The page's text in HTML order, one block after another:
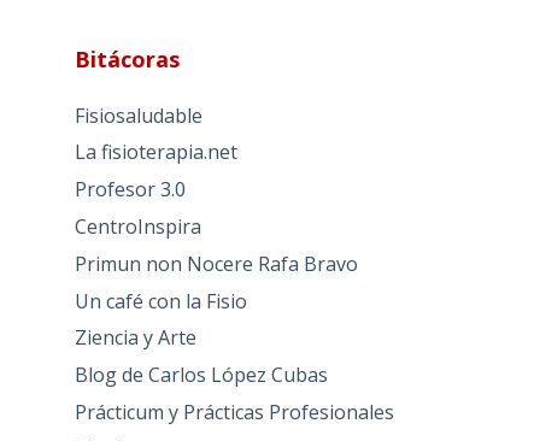
Bitácoras
Fisiosaludable
La fisioterapia.net
Profesor 3.0
CentroInspira
Primun non Nocere Rafa Bravo
Un café con la Fisio
Ziencia y Arte
Blog de Carlos López Cubas
Prácticum y Prácticas Profesionales